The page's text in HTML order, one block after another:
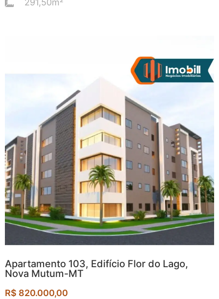
291,50m²
Apartamento 103, Edifício Flor do Lago,
Nova Mutum-MT
R$ 820.000,00